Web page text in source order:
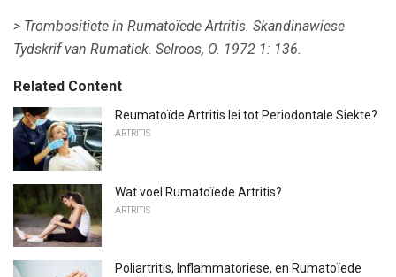
> Trombositiete in Rumatoïede Artritis. Skandinawiese
Tydskrif van Rumatiek. Selroos, O. 1972 1: 136.
Related Content
Reumatoïde Artritis lei tot Periodontale Siekte?
ARTRITIS
Wat voel Rumatoïede Artritis?
ARTRITIS
Poliartritis, Inflammatoriese, en Rumatoïede